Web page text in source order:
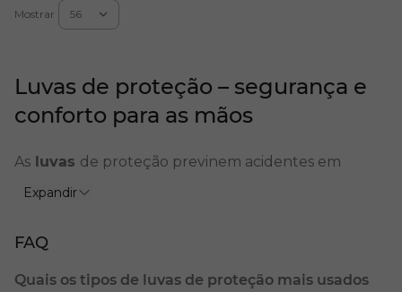
Mostrar
Luvas de proteção – segurança e
conforto para as mãos
As luvas de proteção previnem acidentes em
diversas atividades profissionais. Elas protegem
contra cortes, perfurações, queimaduras, produtos
elétricos. Além disso, oferecem conforto durante
Expandir
FAQ
Quais os tipos de luvas de proteção mais usados